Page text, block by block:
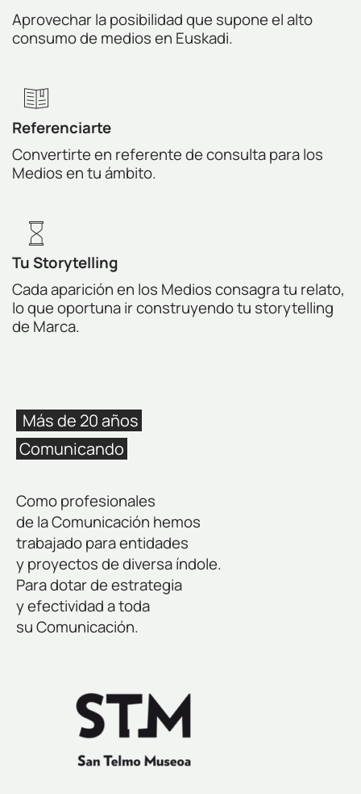
Aprovechar la posibilidad que supone el alto
consumo de medios en Euskadi.
Referenciarte
Convertirte en referente de consulta para los
Medios en tu ámbito.
Tu Storytelling
Cada aparición en los Medios consagra tu relato,
lo que oportuna ir construyendo tu storytelling
de Marca.
Más de 20 años
Comunicando
Como profesionales
de la Comunicación hemos
trabajado para entidades
y proyectos de diversa índole.
Para dotar de estrategia
y efectividad a toda
su Comunicación.